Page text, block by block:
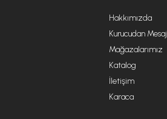
Hakkımızda
Kurucudan Mesaj
Mağazalarımız
Katalog
İletişim
Karaca